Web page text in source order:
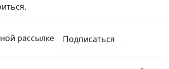
рассылке Подписаться